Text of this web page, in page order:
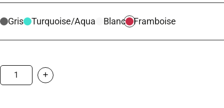
Gris Turquoise/Aqua Blanc Framboise